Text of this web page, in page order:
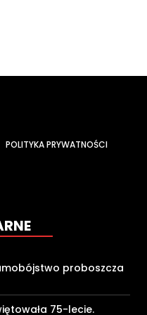
POLITYKA PRYWATNOŚCI
proboszcza
75-lecie.